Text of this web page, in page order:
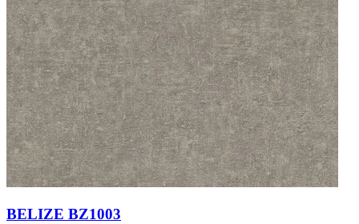
BELIZE BZ1003